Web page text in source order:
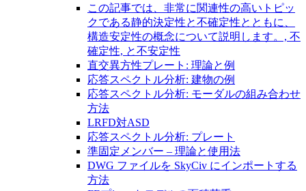
この記事では、非常に関連性の高いトピッ
クである静的決定性と不確定性とともに、
構造安定性の概念について説明します。, 不
確定性, と不安定性
直交異方性プレート: 理論と例
応答スペクトル分析: 建物の例
応答スペクトル分析: モーダルの組み合わせ
方法
LRFD対ASD
応答スペクトル分析: プレート
準固定メンバー – 理論と使用法
DWG ファイルを SkyCiv にインポートする
方法